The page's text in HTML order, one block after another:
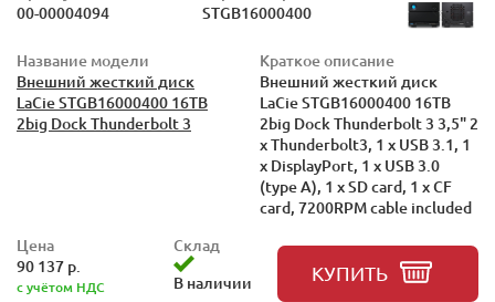
00-00004094
STGB16000400
Название модели
Внешний жесткий диск
LaCie STGB16000400 16TB
2big Dock Thunderbolt 3
Краткое описание
Внешний жесткий диск
LaCie STGB16000400 16TB
2big Dock Thunderbolt 3 3,5" 2
x Thunderbolt3, 1 x USB 3.1, 1
x DisplayPort, 1 x USB 3.0
(type A), 1 x SD card, 1 x CF
card, 7200RPM cable included
Цена
90 137 р.
с учётом НДС
Склад
В наличии
КУПИТЬ